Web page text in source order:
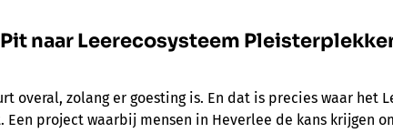
naar Leerecosysteem
overal, zolang er goesting is. En dat is precies waar het
project waarbij mensen in Heverlee de kans krijgen